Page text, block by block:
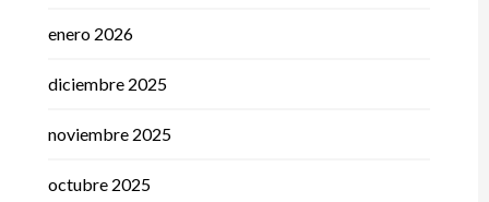
enero 2026
diciembre 2025
noviembre 2025
octubre 2025